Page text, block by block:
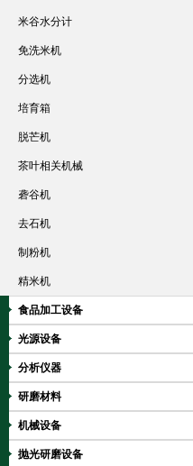
米谷水分计
免洗米机
分选机
培育箱
脱芒机
茶叶相关机械
砻谷机
去石机
制粉机
精米机
食品加工设备
光源设备
分析仪器
研磨材料
机械设备
抛光研磨设备